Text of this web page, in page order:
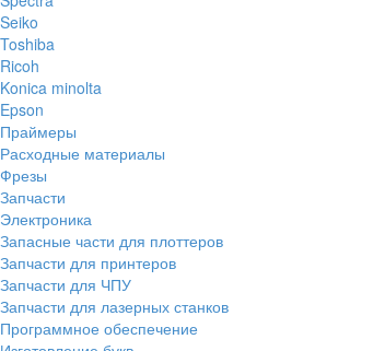
Seiko
Toshiba
Ricoh
Konica minolta
Epson
Праймеры
Расходные материалы
Фрезы
Запчасти
Электроника
Запасные части для плоттеров
Запчасти для принтеров
Запчасти для ЧПУ
Запчасти для лазерных станков
Программное обеспечение